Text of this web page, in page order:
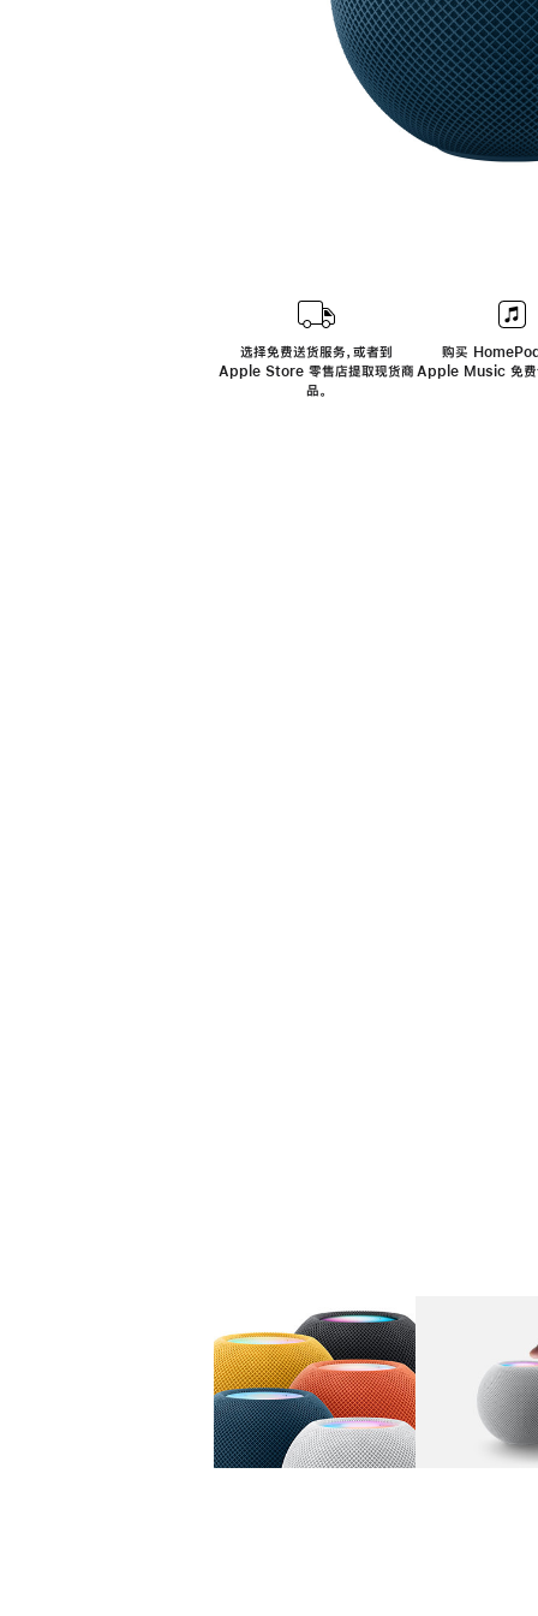
选择免费送货服务，或者到
Apple Store 零售店提取现货商
品。
购买
Apple Music 免费
图库 图像 1